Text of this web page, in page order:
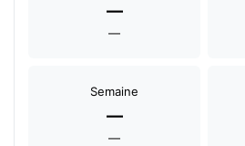
—
—
Semaine
—
—